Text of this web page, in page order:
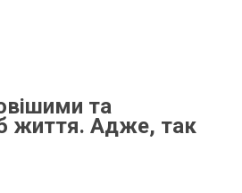
та
життя. Адже, так